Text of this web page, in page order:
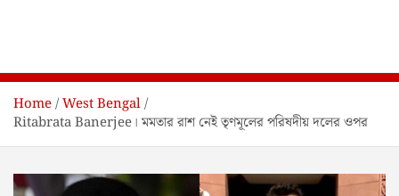
Home West Bengal
Ritabrata Banerjee। মমতার রাশ নেই তৃণমূলের পরিষদীয় দলের ওপর